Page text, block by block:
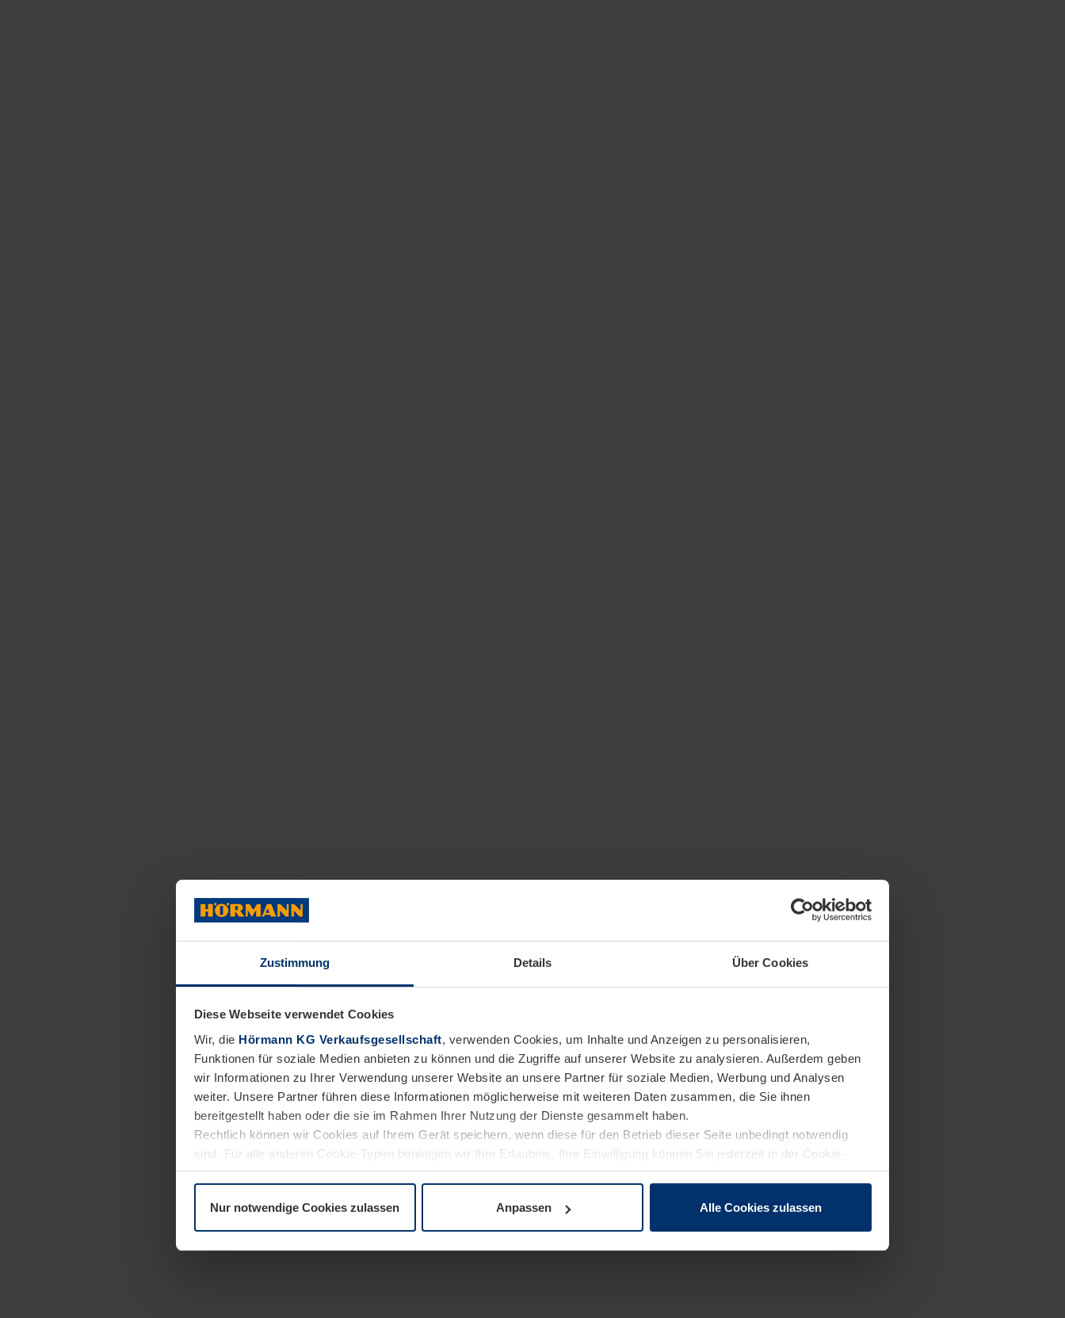
Zustimmung Details Über Cookies
Diese Webseite verwendet Cookies
Wir, die Hörmann KG Verkaufsgesellschaft, verwenden Cookies, um Inhalte und Anzeigen zu personalisieren,
Funktionen für soziale Medien anbieten zu können und die Zugriffe auf unserer Website zu analysieren. Außerdem geben
wir Informationen zu Ihrer Verwendung unserer Website an unsere Partner für soziale Medien, Werbung und Analysen
weiter. Unsere Partner führen diese Informationen möglicherweise mit weiteren Daten zusammen, die Sie ihnen
bereitgestellt haben oder die sie im Rahmen Ihrer Nutzung der Dienste gesammelt haben.
Rechtlich können wir Cookies auf Ihrem Gerät speichern, wenn diese für den Betrieb dieser Seite unbedingt notwendig
sind. Für alle anderen Cookie-Typen benötigen wir Ihre Erlaubnis. Ihre Einwilligung können Sie jederzeit in der Cookie-
Erläuterung auf der SeiteDatenschutzerklärungunserer Website ändern oder widerrufen.
Nur notwendige Cookies zulassen Anpassen Alle Cookies zulassen